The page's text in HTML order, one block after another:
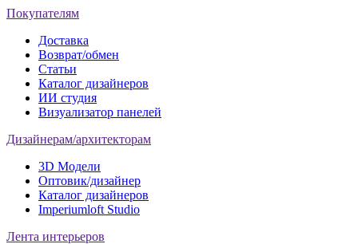
Покупателям
Доставка
Возврат/обмен
Статьи
Каталог дизайнеров
ИИ студия
Визуализатор панелей
Дизайнерам/архитекторам
3D Модели
Оптовик/дизайнер
Каталог дизайнеров
Imperiumloft Studio
Лента интерьеров